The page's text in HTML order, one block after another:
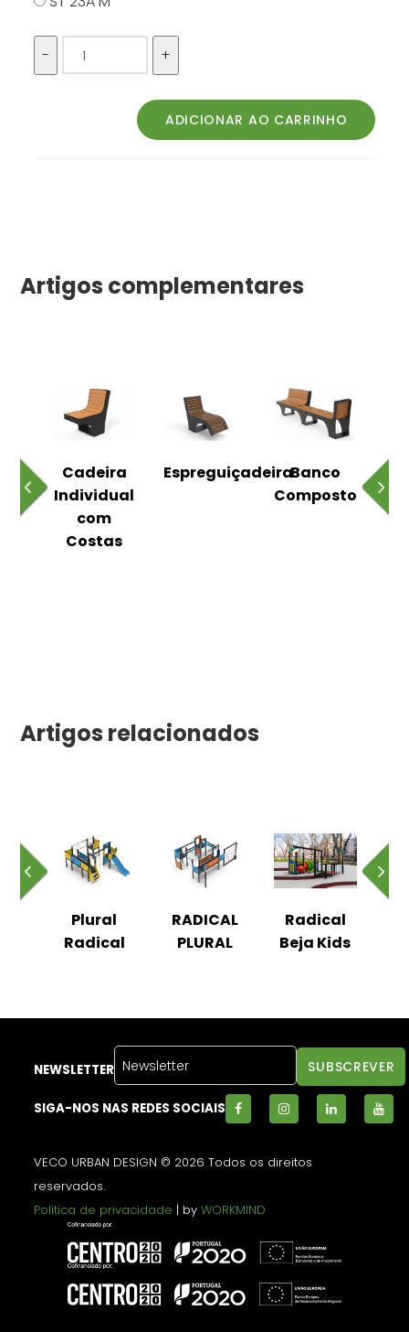
Artigos complementares
Cadeira
Individual
com
Costas
EspreguiçadeiraBanco
Composto
Artigos relacionados
Plural
Radical
RADICAL
PLURAL
Radical
Beja Kids
NEWSLETTER
SIGA-NOS NAS REDES SOCIAIS
VECO URBAN DESIGN © 2026 Todos os direitos
reservados.
Política de privacidade | byWORKMIND